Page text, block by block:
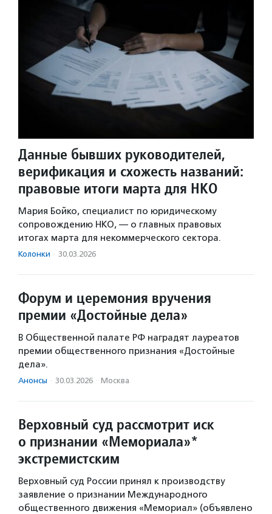
Данные бывших руководителей,
верификация и схожесть названий:
правовые итоги марта для НКО
Мария Бойко, специалист по юридическому
сопровождению НКО, — о главных правовых
итогах марта для некоммерческого сектора.
Колонки · 30.03.2026
Форум и церемония вручения
премии «Достойные дела»
В Общественной палате РФ наградят лауреатов
премии общественного признания «Достойные
дела».
Анонсы · 30.03.2026 · Москва
Верховный суд рассмотрит иск
о признании «Мемориала»*
экстремистским
Верховный суд России принял к производству
заявление о признании Международного
общественного движения «Мемориал» (объявлено